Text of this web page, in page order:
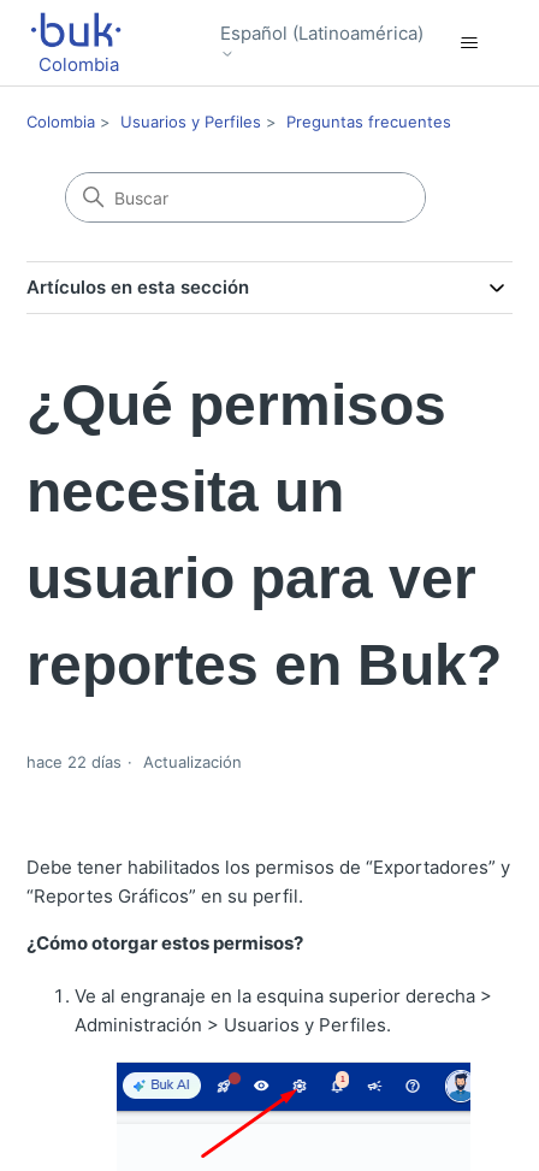
Colombia
Español (Latinoamérica)
Colombia Usuarios y Perfiles Preguntas frecuentes
Artículos en esta sección
¿Qué permisos
necesita un
usuario para ver
reportes en Buk?
hace 22 días Actualización
Debe tener habilitados los permisos de “Exportadores” y
“Reportes Gráficos” en su perfil.
¿Cómo otorgar estos permisos?
Ve al engranaje en la esquina superior derecha >
Administración > Usuarios y Perfiles.